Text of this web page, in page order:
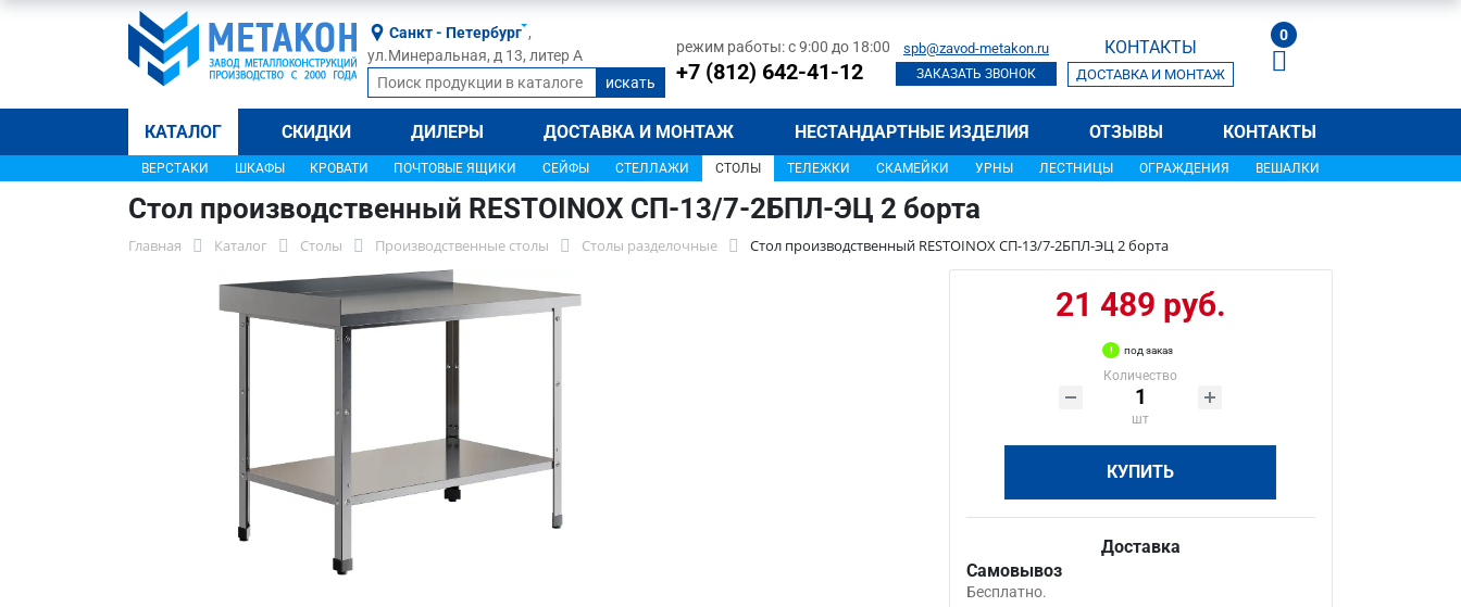
Санкт - Петербург ,
ул.Минеральная, д 13, литер А
режим работы: с 9:00 до 18:00
+7 (812) 642-41-12
spb@zavod-metakon.ru
ЗАКАЗАТЬ ЗВОНОК
КОНТАКТЫ
ДОСТАВКА И МОНТАЖ
0
КАТАЛОГ СКИДКИ ДИЛЕРЫ ДОСТАВКА И МОНТАЖ НЕСТАНДАРТНЫЕ ИЗДЕЛИЯ ОТЗЫВЫ КОНТАКТЫ
ВЕРСТАКИ ШКАФЫ КРОВАТИ ПОЧТОВЫЕ ЯЩИКИ СЕЙФЫ СТЕЛЛАЖИ СТОЛЫ ТЕЛЕЖКИ СКАМЕЙКИ УРНЫ ЛЕСТНИЦЫ ОГРАЖДЕНИЯ ВЕШАЛКИ
Стол производственный RESTOINOX СП-13/7-2БПЛ-ЭЦ 2 борта
Главная Каталог Столы Производственные столы Столы разделочные Стол производственный RESTOINOX СП-13/7-2БПЛ-ЭЦ 2 борта
21 489 руб.
под заказ
Количество
шт
КУПИТЬ
Доставка
Самовывоз
Бесплатно.